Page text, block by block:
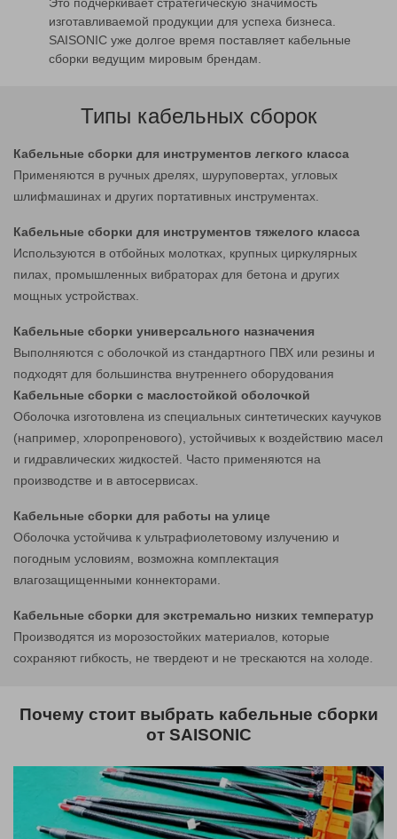
изготавливаемой продукции для успеха бизнеса.
SAISONIC уже долгое время поставляет кабельные
сборки ведущим мировым брендам.
Типы кабельных сборок
Кабельные сборки для инструментов легкого класса
Применяются в ручных дрелях, шуруповертах, угловых
шлифмашинах и других портативных инструментах.
Кабельные сборки для инструментов тяжелого класса
Используются в отбойных молотках, крупных циркулярных
пилах, промышленных вибраторах для бетона и других
мощных устройствах.
Кабельные сборки универсального назначения
Выполняются с оболочкой из стандартного ПВХ или резины и
подходят для большинства внутреннего оборудования
Кабельные сборки с маслостойкой оболочкой
Оболочка изготовлена из специальных синтетических каучуков
(например, хлоропренового), устойчивых к воздействию масел
и гидравлических жидкостей. Часто применяются на
производстве и в автосервисах.
Кабельные сборки для работы на улице
Оболочка устойчива к ультрафиолетовому излучению и
погодным условиям, возможна комплектация
влагозащищенными коннекторами.
Кабельные сборки для экстремально низких температур
Производятся из морозостойких материалов, которые
сохраняют гибкость, не твердеют и не трескаются на холоде.
Почему стоит выбрать кабельные сборки
от SAISONIC